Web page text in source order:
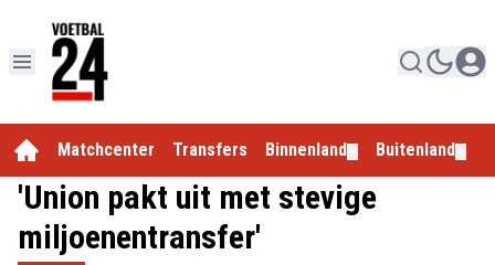
Matchcenter Transfers Binnenland Buitenland
'Union pakt uit met stevige
miljoenentransfer'